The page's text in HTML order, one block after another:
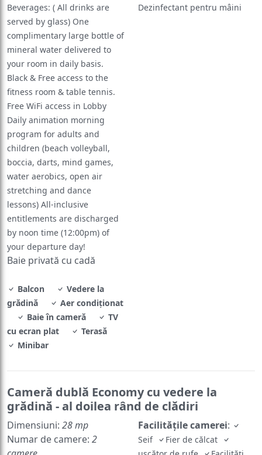
Beverages: ( All drinks are
served by glass) One
complimentary large bottle of
mineral water delivered to
your room in daily basis.
Black & Free access to the
fitness room & table tennis.
Free WiFi access in Lobby
Daily animation morning
program for adults and
children (beach volleyball,
boccia, darts, mind games,
water aerobics, open air
stretching and dance
lessons) All-inclusive
entitlements are discharged
by noon time (12:00pm) of
your departure day!
Baie privată cu cadă
Balcon
Vedere la
grădină
Aer condiţionat
Baie în cameră
TV
cu ecran plat
Terasă
Minibar
Dezinfectant pentru mâini
Cameră dublă Economy cu vedere la
grădină - al doilea rând de clădiri
Dimensiuni: 28 mp
Numar de camere: 2
Facilităţile camerei:
Seif
Fier de călcat